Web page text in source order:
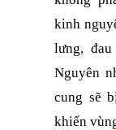
kinh
lưng,
Nguyên
cung sẽ
khiến